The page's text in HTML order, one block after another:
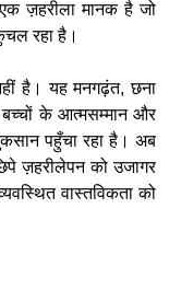
ज़हरीला मानक है जो
रहा है।
है। यह मनगढ़ंत, छना
बच्चों के आत्मसम्मान और
पहुँचा रहा है। अब
ज़हरीलेपन को उजागर
वास्तविकता को